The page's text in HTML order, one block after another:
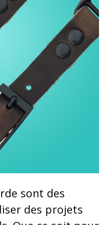
sont des
des projets